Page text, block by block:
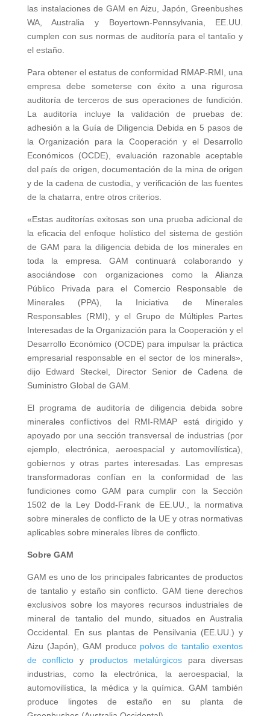
las instalaciones de GAM en Aizu, Japón, Greenbushes
WA, Australia y Boyertown-Pennsylvania, EE.UU.
cumplen con sus normas de auditoría para el tantalio y
el estaño.
Para obtener el estatus de conformidad RMAP-RMI, una
empresa debe someterse con éxito a una rigurosa
auditoría de terceros de sus operaciones de fundición.
La auditoría incluye la validación de pruebas de:
adhesión a la Guía de Diligencia Debida en 5 pasos de
la Organización para la Cooperación y el Desarrollo
Económicos (OCDE), evaluación razonable aceptable
del país de origen, documentación de la mina de origen
y de la cadena de custodia, y verificación de las fuentes
de la chatarra, entre otros criterios.
«Estas auditorías exitosas son una prueba adicional de
la eficacia del enfoque holístico del sistema de gestión
de GAM para la diligencia debida de los minerales en
toda la empresa. GAM continuará colaborando y
asociándose con organizaciones como la Alianza
Público Privada para el Comercio Responsable de
Minerales (PPA), la Iniciativa de Minerales
Responsables (RMI), y el Grupo de Múltiples Partes
Interesadas de la Organización para la Cooperación y el
Desarrollo Económico (OCDE) para impulsar la práctica
empresarial responsable en el sector de los minerals»,
dijo Edward Steckel, Director Senior de Cadena de
Suministro Global de GAM.
El programa de auditoría de diligencia debida sobre
minerales conflictivos del RMI-RMAP está dirigido y
apoyado por una sección transversal de industrias (por
ejemplo, electrónica, aeroespacial y automovilística),
gobiernos y otras partes interesadas. Las empresas
transformadoras confían en la conformidad de las
fundiciones como GAM para cumplir con la Sección
1502 de la Ley Dodd-Frank de EE.UU., la normativa
sobre minerales de conflicto de la UE y otras normativas
aplicables sobre minerales libres de conflicto.
Sobre GAM
GAM es uno de los principales fabricantes de productos
de tantalio y estaño sin conflicto. GAM tiene derechos
exclusivos sobre los mayores recursos industriales de
mineral de tantalio del mundo, situados en Australia
Occidental. En sus plantas de Pensilvania (EE.UU.) y
Aizu (Japón), GAM produce polvos de tantalio exentos
de conflicto y productos metalúrgicos para diversas
industrias, como la electrónica, la aeroespacial, la
automovilística, la médica y la química. GAM también
produce lingotes de estaño en su planta de